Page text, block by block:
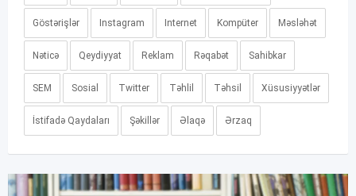
Göstərişlər Instagram Internet Kompüter Məsləhət
Nəticə Qeydiyyat Reklam Rəqabət Sahibkar
SEM Sosial Twitter Təhlil Təhsil Xüsusiyyətlər
İstifadə Qaydaları Şəkillər Əlaqə Ərzaq